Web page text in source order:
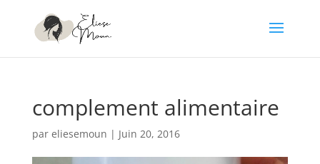
complement alimentaire
par eliesemoun | Juin 20, 2016